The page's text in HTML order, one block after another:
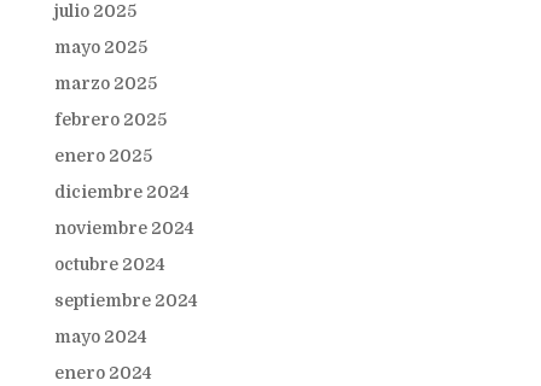
julio 2025
mayo 2025
marzo 2025
febrero 2025
enero 2025
diciembre 2024
noviembre 2024
octubre 2024
septiembre 2024
mayo 2024
enero 2024